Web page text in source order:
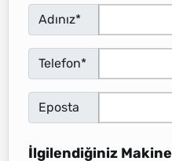
Adınız*
Telefon*
Eposta
İlgilendiğiniz Makine